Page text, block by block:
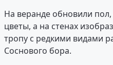
На веранде обновили
цветы, а на стенах
тропу с редкими видами
Соснового бора.